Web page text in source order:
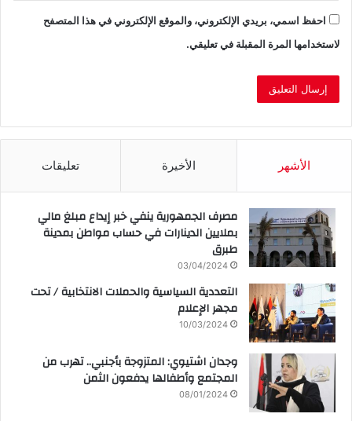
احفظ اسمي، بريدي الإلكتروني، والموقع الإلكتروني في هذا المتصفح
لاستخدامها المرة المقبلة في تعليقي.
الأشهر الأخيرة تعليقات
مصرف الجمهورية ينفي خبر إيداع مبلغ مالي
بملايين الدينارات في حساب مواطن بمدينة
طبرق
03/04/2024
التعددية السياسية والحملات الانتخابية / تحت
مجهر الإعلام
10/03/2024
وجدان اشتيوي: المتزوجة بأجنبي.. تهرب من
المجتمع وأطفالها يدفعون الثمن
08/01/2024